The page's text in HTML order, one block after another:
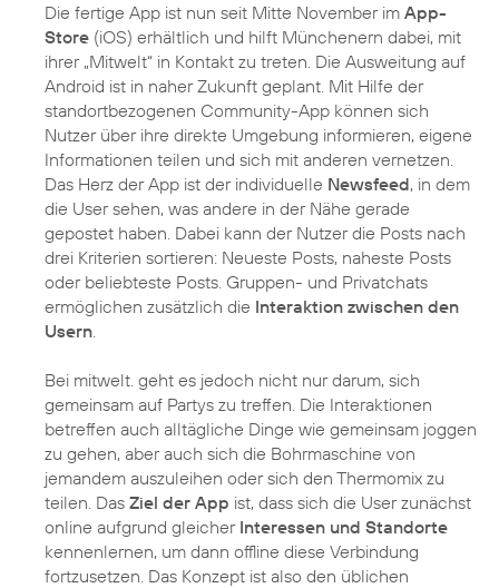
Die fertige App ist nun seit Mitte November im App-
Store (iOS) erhältlich und hilft Münchenern dabei, mit
ihrer „Mitwelt“ in Kontakt zu treten. Die Ausweitung auf
Android ist in naher Zukunft geplant. Mit Hilfe der
standortbezogenen Community-App können sich
Nutzer über ihre direkte Umgebung informieren, eigene
Informationen teilen und sich mit anderen vernetzen.
Das Herz der App ist der individuelle Newsfeed, in dem
die User sehen, was andere in der Nähe gerade
gepostet haben. Dabei kann der Nutzer die Posts nach
drei Kriterien sortieren: Neueste Posts, naheste Posts
oder beliebteste Posts. Gruppen- und Privatchats
ermöglichen zusätzlich die Interaktion zwischen den
Usern.
Bei mitwelt. geht es jedoch nicht nur darum, sich
gemeinsam auf Partys zu treffen. Die Interaktionen
betreffen auch alltägliche Dinge wie gemeinsam joggen
zu gehen, aber auch sich die Bohrmaschine von
jemandem auszuleihen oder sich den Thermomix zu
teilen. Das Ziel der App ist, dass sich die User zunächst
online aufgrund gleicher Interessen und Standorte
kennenlernen, um dann offline diese Verbindung
fortzusetzen. Das Konzept ist also den üblichen